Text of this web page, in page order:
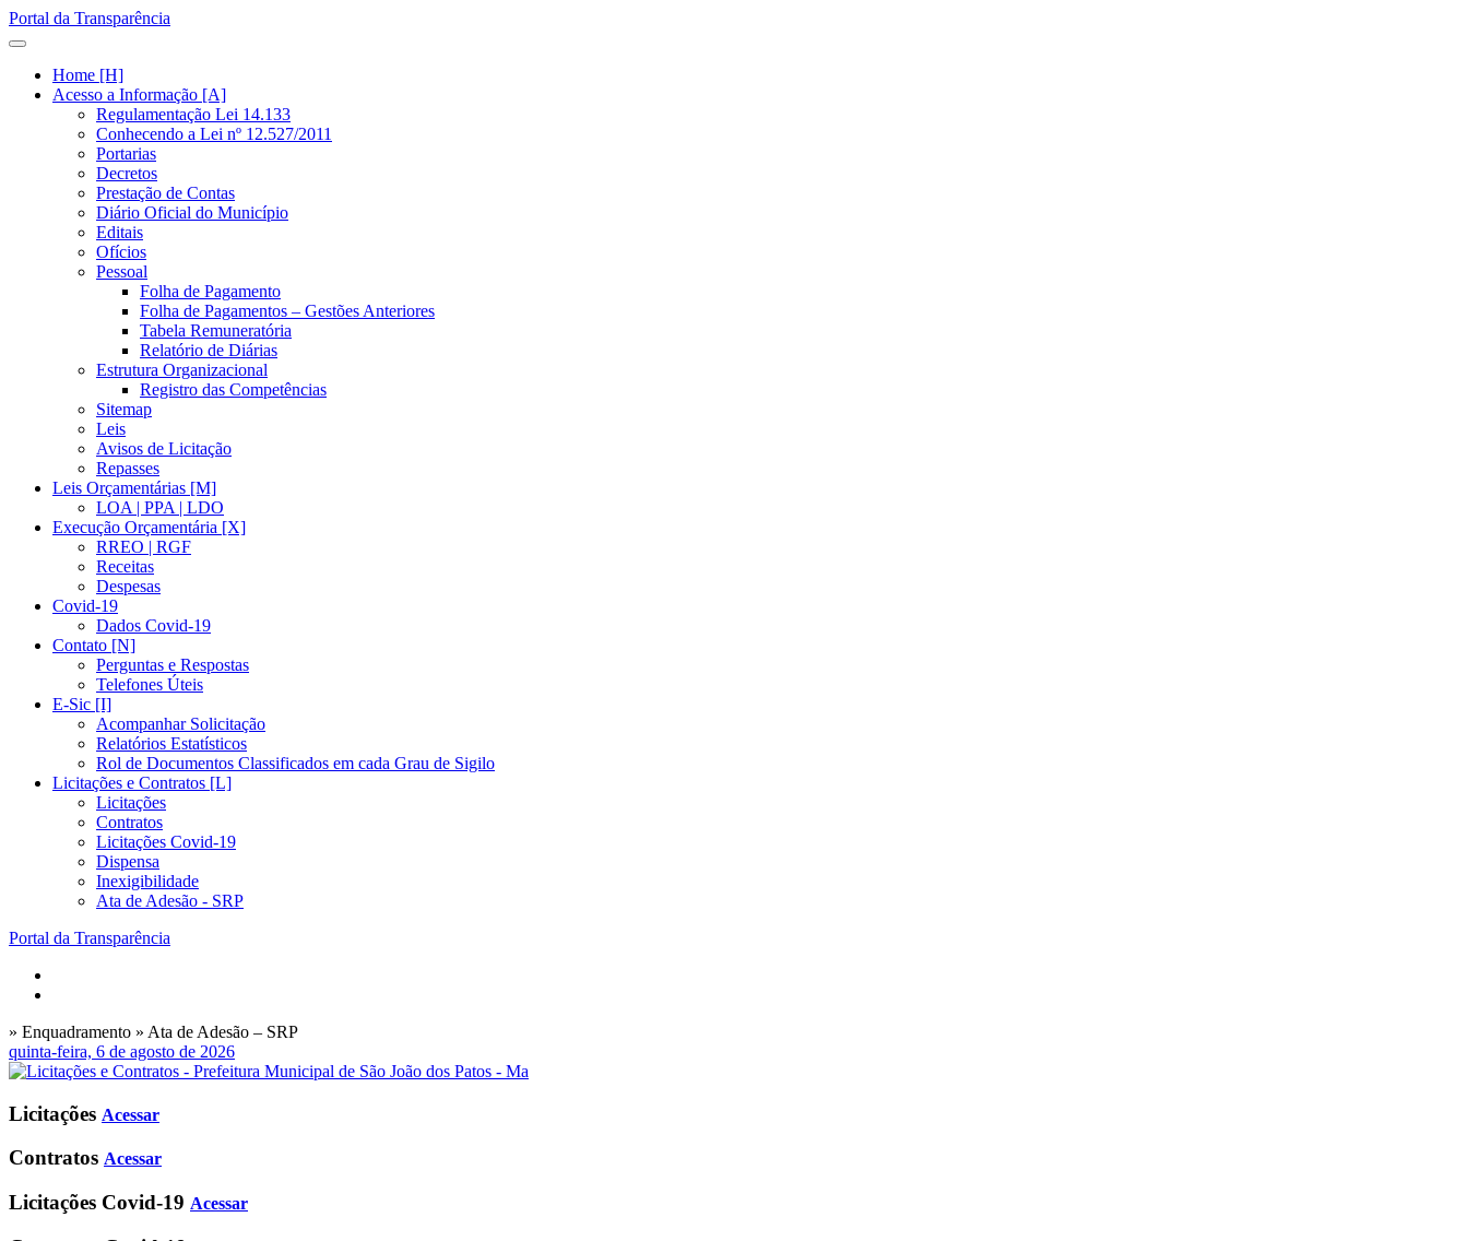
Portal da Transparência
Home [H]
Acesso a Informação [A]
Regulamentação Lei 14.133
Conhecendo a Lei nº 12.527/2011
Portarias
Decretos
Prestação de Contas
Diário Oficial do Município
Editais
Ofícios
Pessoal
Folha de Pagamento
Folha de Pagamentos – Gestões Anteriores
Tabela Remuneratória
Relatório de Diárias
Estrutura Organizacional
Registro das Competências
Sitemap
Leis
Avisos de Licitação
Repasses
Leis Orçamentárias [M]
LOA | PPA | LDO
Execução Orçamentária [X]
RREO | RGF
Receitas
Despesas
Covid-19
Dados Covid-19
Contato [N]
Perguntas e Respostas
Telefones Úteis
E-Sic [I]
Acompanhar Solicitação
Relatórios Estatísticos
Rol de Documentos Classificados em cada Grau de Sigilo
Licitações e Contratos [L]
Licitações
Contratos
Licitações Covid-19
Dispensa
Inexigibilidade
Ata de Adesão - SRP
Portal da Transparência
» Enquadramento » Ata de Adesão – SRP
quinta-feira, 6 de agosto de 2026
Licitações Acessar
Contratos Acessar
Licitações Covid-19 Acessar